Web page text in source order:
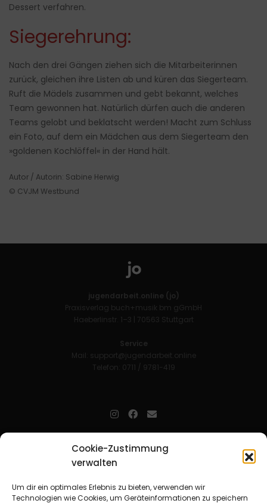
Cookie-Zustimmung
verwalten
Um dir ein optimales Erlebnis zu bieten, verwenden wir
Technologien wie Cookies, um Geräteinformationen zu speichern
Dessert verfahren.
Siegerehrung:
Nach den drei Gängen ziehen sich die Mitarbeiterinnen
zurück, gleichen ihre Listen ab und küren das Siegerteam.
Ruft die Mädels zusammen und gebt bekannt, welches
Team gewonnen hat. Natürlich dürfen auch die anderen
Teams gelobt und beklatscht werden! Macht zum Schluss
ein Foto, auf dem ein Mädchen aus dem Siegerteam den
»goldenen Kochlöffel« in der Hand hält.
Autor / Autorin: Sabine Herwig
© CVJM Westbund
jugendarbeit.online (jo)
Praxisverlag buch+musik bm gGmbH
Haeberlinstr. 1–3 | 70563 Stuttgart
Service
Mail: support@jugendarbeit.online
Telefon: 0711 / 9781-419
Mitarbeitende in der christlichen Kinder-, Jugend- und jungen
Erwachsenenarbeit. Aufjofindet man unkompliziert und schnell
Beziehungsarbeit.